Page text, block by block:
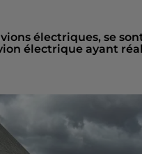
électriques, se
électrique ayant